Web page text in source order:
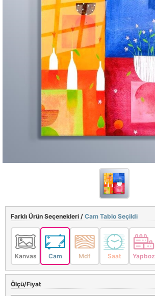
Farklı Ürün Seçenekleri / Cam Tablo Seçildi
Kanvas Cam Mdf Saat Yapboz
Ölçü/Fiyat